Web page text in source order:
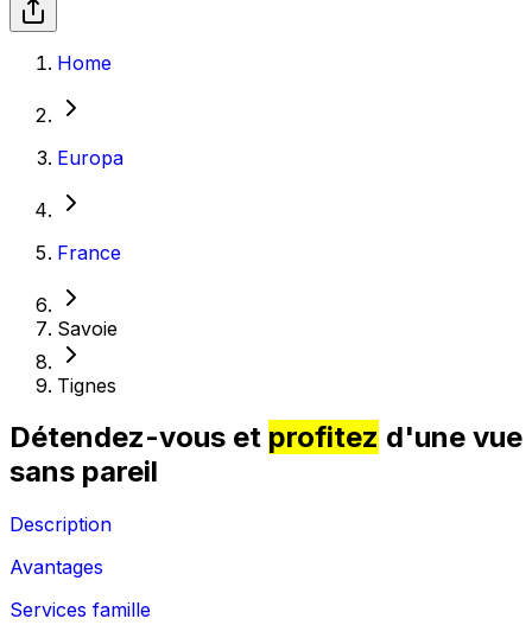
Home
Europa
France
Savoie
Tignes
Détendez-vous et profitez d'une vue
sans pareil
Description
Avantages
Services famille